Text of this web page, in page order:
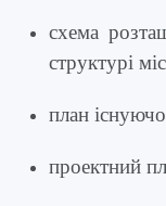
схема
структурі
план
проектний